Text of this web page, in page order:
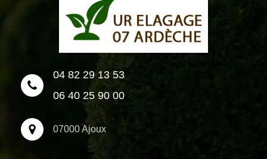
04 82 29 13 53
06 40 25 90 00
07000 Ajoux